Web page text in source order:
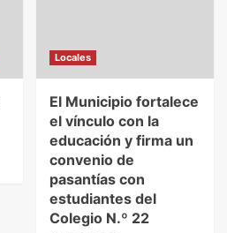
Locales
El Municipio fortalece
el vínculo con la
educación y firma un
convenio de
pasantías con
estudiantes del
Colegio N.º 22